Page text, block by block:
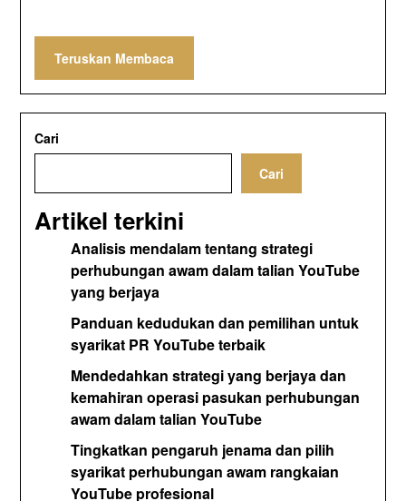
Teruskan Membaca
Cari
Cari
Artikel terkini
Analisis mendalam tentang strategi
perhubungan awam dalam talian YouTube
yang berjaya
Panduan kedudukan dan pemilihan untuk
syarikat PR YouTube terbaik
Mendedahkan strategi yang berjaya dan
kemahiran operasi pasukan perhubungan
awam dalam talian YouTube
Tingkatkan pengaruh jenama dan pilih
syarikat perhubungan awam rangkaian
YouTube profesional